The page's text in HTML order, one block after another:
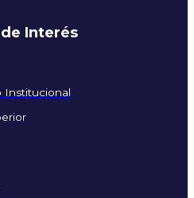
Interés
Institucional